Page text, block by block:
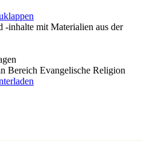
-inhalte mit Materialien aus der
Bereich Evangelische Religion